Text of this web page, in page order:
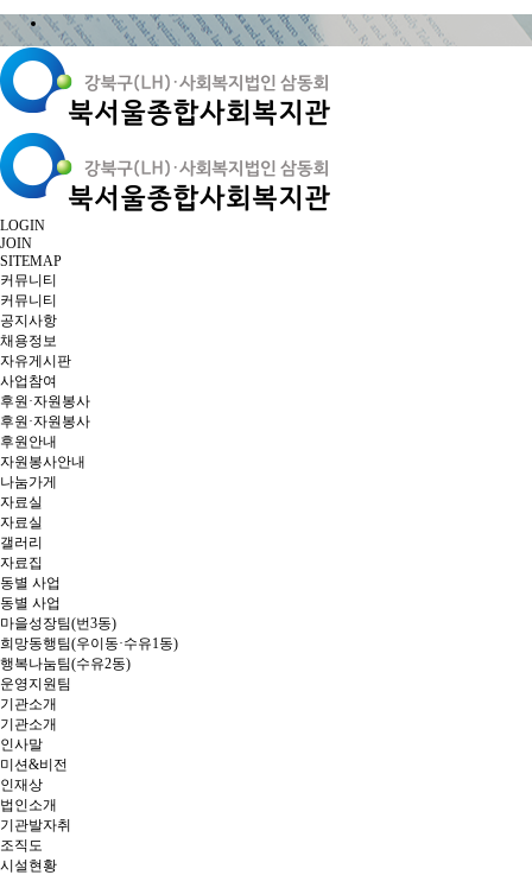
LOGIN
JOIN
SITEMAP
커뮤니티
커뮤니티
공지사항
채용정보
자유게시판
사업참여
후원·자원봉사
후원·자원봉사
후원안내
자원봉사안내
나눔가게
자료실
자료실
갤러리
자료집
동별 사업
동별 사업
마을성장팀(번3동)
희망동행팀(우이동·수유1동)
행복나눔팀(수유2동)
운영지원팀
기관소개
기관소개
인사말
미션&비전
인재상
법인소개
기관발자취
조직도
시설현황